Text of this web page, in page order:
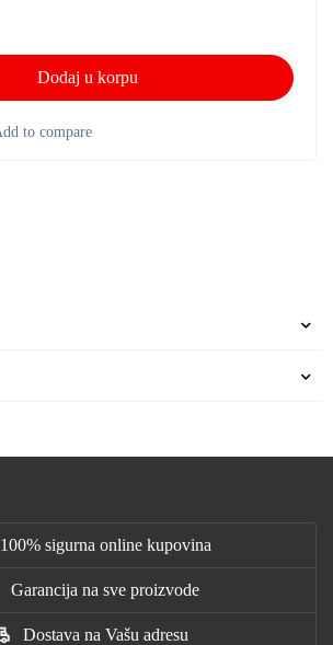
Dodaj u korpu
100% sigurna online kupovina
Garancija na sve proizvode
Dostava na Vašu adresu